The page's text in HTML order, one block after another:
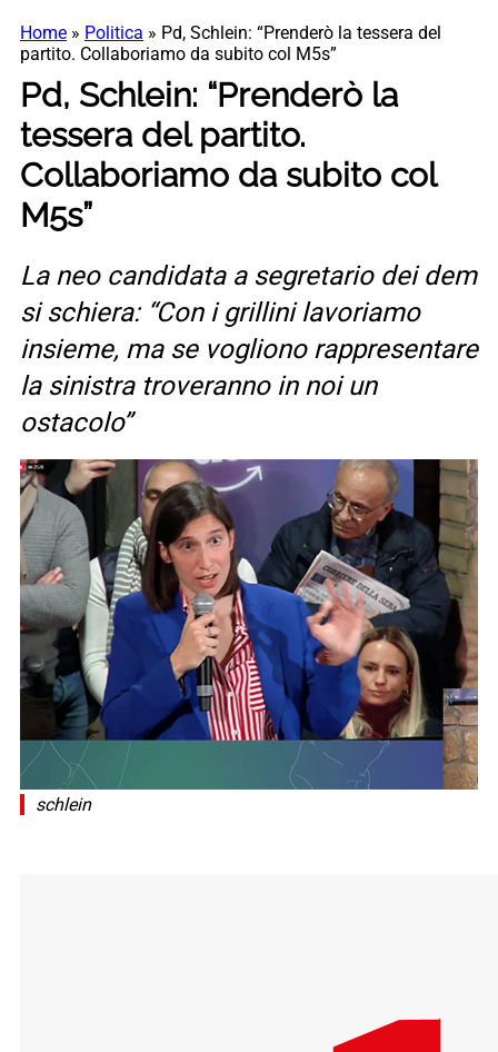
Home » Politica » Pd, Schlein: “Prenderò la tessera del
partito. Collaboriamo da subito col M5s”
Pd, Schlein: “Prenderò la
tessera del partito.
Collaboriamo da subito col
M5s”
La neo candidata a segretario dei dem
si schiera: “Con i grillini lavoriamo
insieme, ma se vogliono rappresentare
la sinistra troveranno in noi un
ostacolo”
schlein